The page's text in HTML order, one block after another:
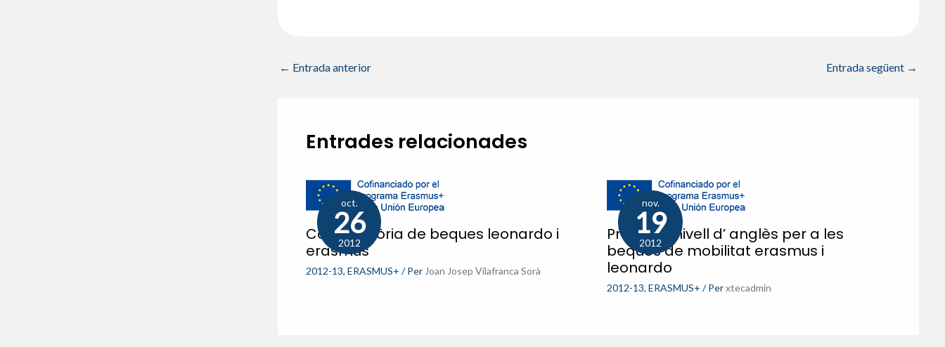
← Entrada anterior Entrada següent →
Entrades relacionades
oct.
26
2012
Convocatòria de beques leonardo i
erasmus
2012-13, ERASMUS+ / Per Joan Josep Vilafranca Sorà
nov.
19
2012
Prova de nivell d’ anglès per a les
beques de mobilitat erasmus i
leonardo
2012-13,ERASMUS+ / Per xtecadmin